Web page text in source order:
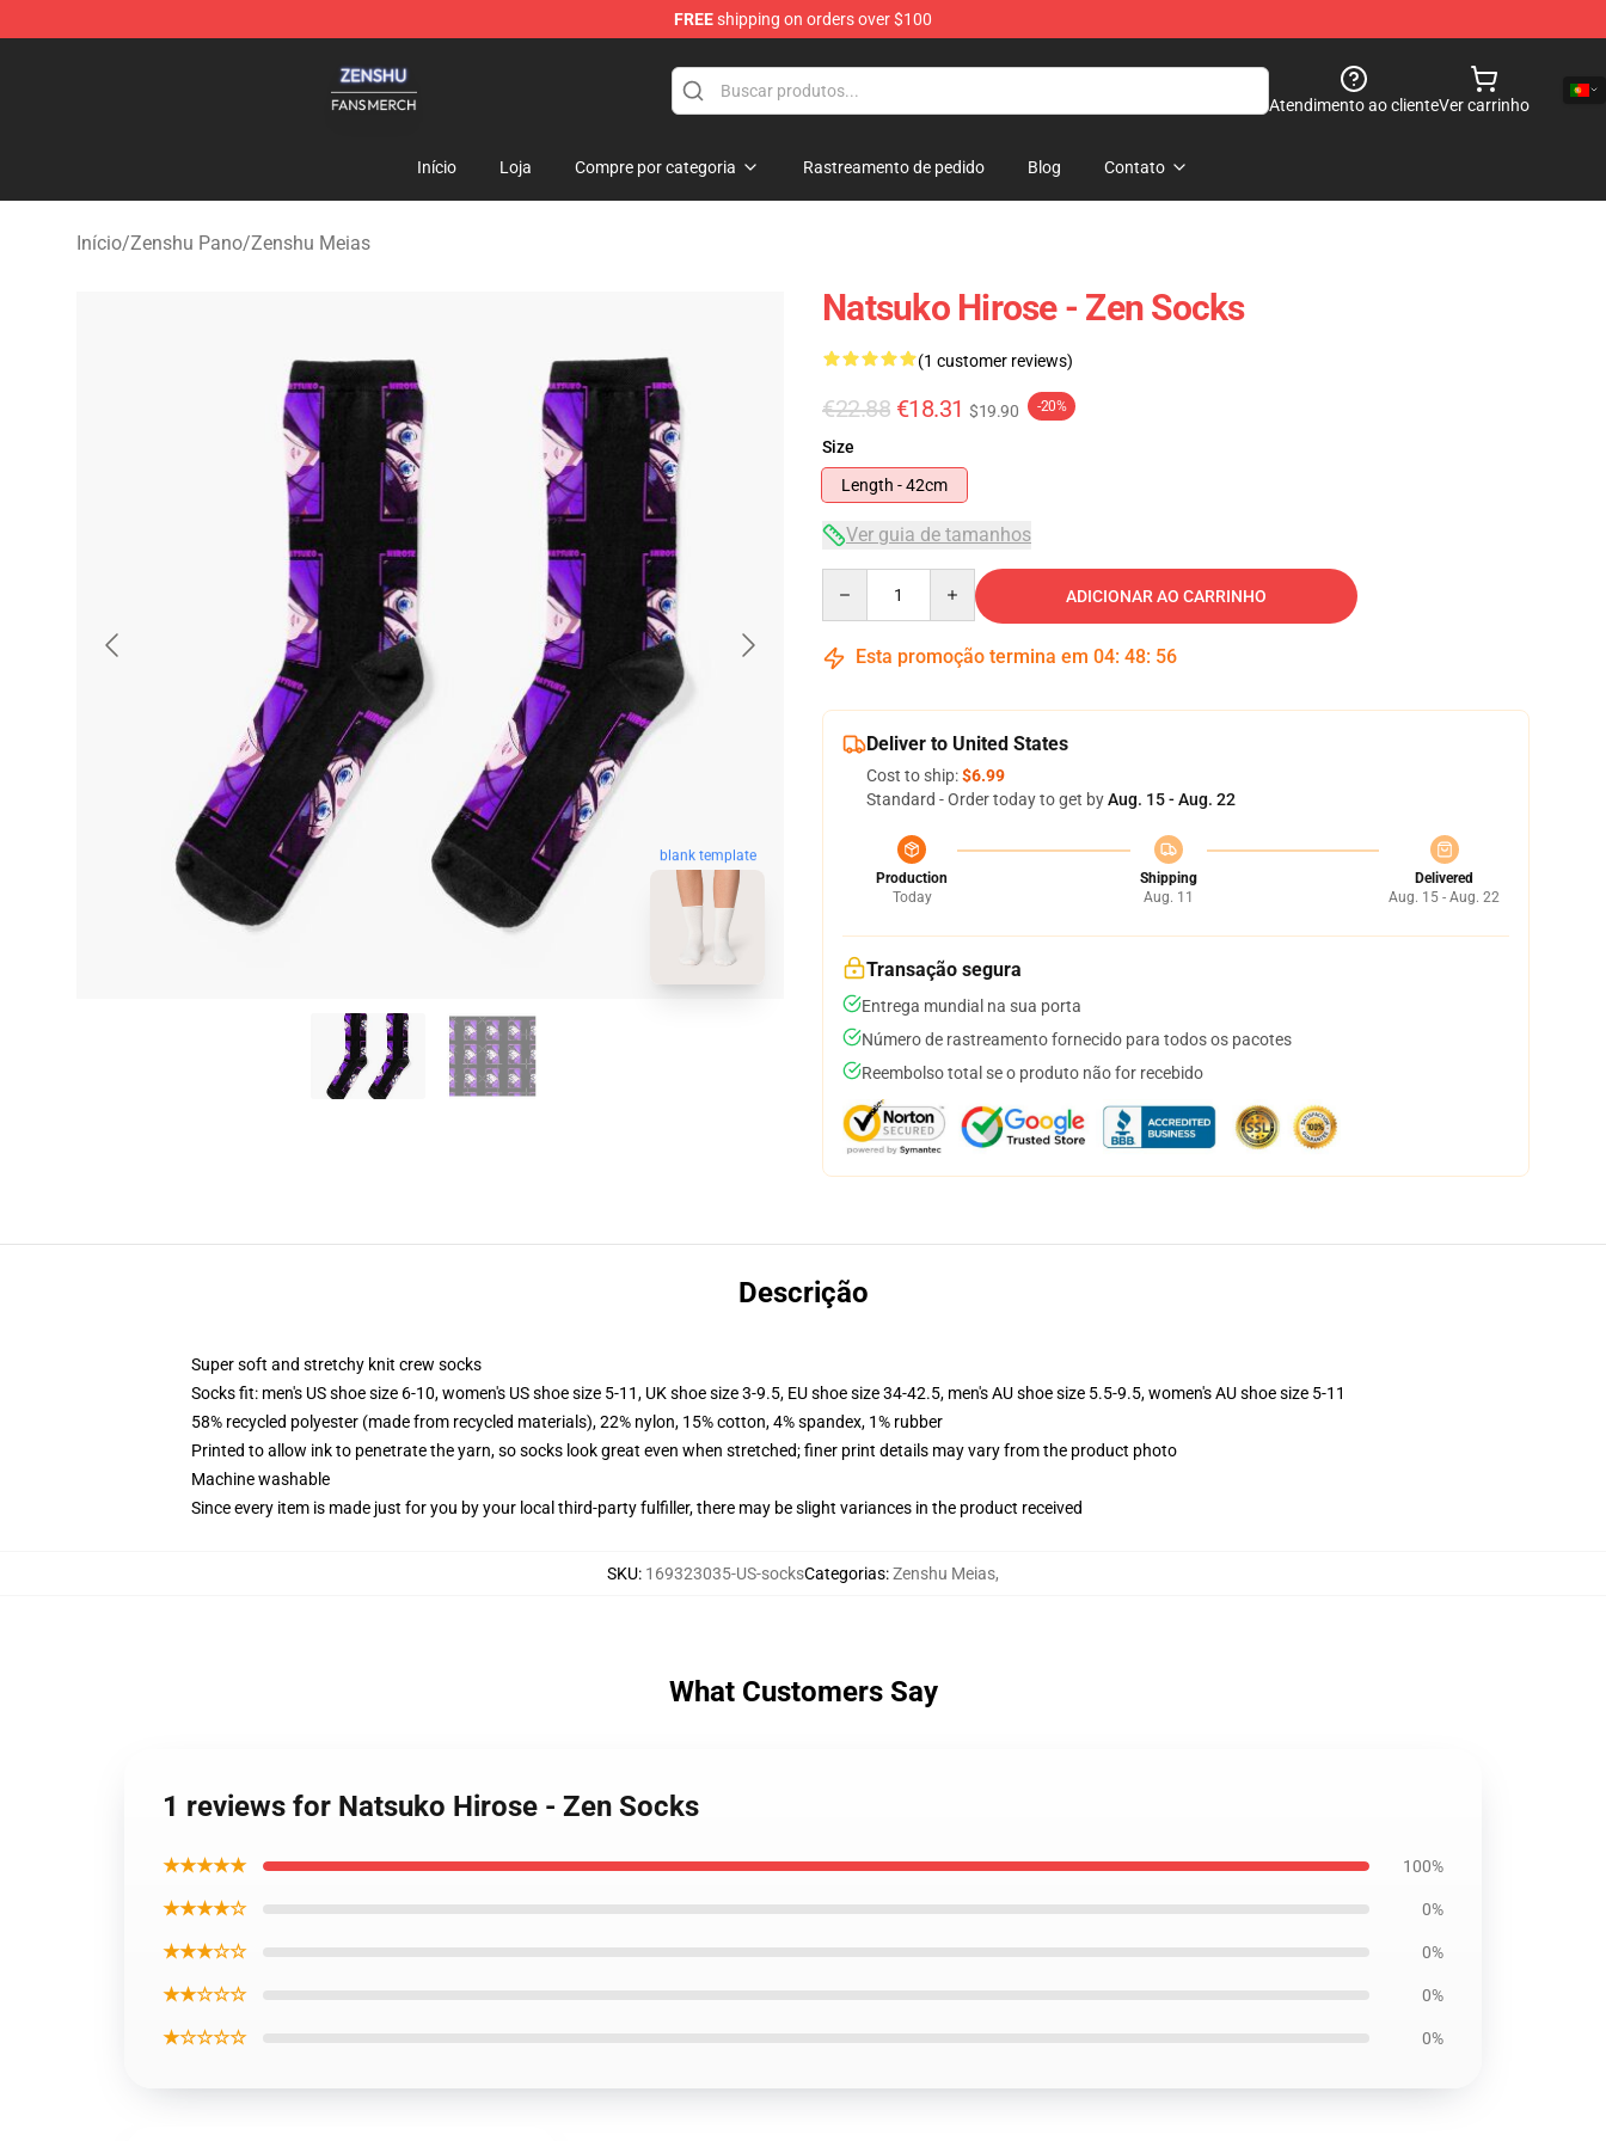
FREEshipping on orders over $100
Atendimento ao clienteVer carrinho
Início Loja Compre por categoria Rastreamento de pedido Blog Contato
Início/Zenshu Pano/Zenshu Meias
blank template
Natsuko Hirose - Zen Socks
(1 customer reviews)
€22.88 €18.31 $19.90 -20%
Size
Length - 42cm
Ver guia de tamanhos
ADICIONAR AO CARRINHO
Esta promoção termina em 04: 48: 55
Deliver to United States
Cost to ship:$6.99
Standard - Order today to get byAug. 15 - Aug. 22
Production
Today
Shipping
Aug. 11
Delivered
Aug. 15 - Aug. 22
Transação segura
Entrega mundial na sua porta
Número de rastreamento fornecido para todos os pacotes
Reembolso total se o produto não for recebido
Descrição
Super soft and stretchy knit crew socks
Socks fit: men's US shoe size 6-10, women's US shoe size 5-11, UK shoe size 3-9.5, EU shoe size 34-42.5, men's AU shoe size 5.5-9.5, women's AU shoe size 5-11
58% recycled polyester (made from recycled materials), 22% nylon, 15% cotton, 4% spandex, 1% rubber
Printed to allow ink to penetrate the yarn, so socks look great even when stretched; finer print details may vary from the product photo
Machine washable
Since every item is made just for you by your local third-party fulfiller, there may be slight variances in the product received
SKU: 169323035-US-socksCategorias:Zenshu Meias,
What Customers Say
1 reviews for Natsuko Hirose - Zen Socks
★★★★★ 100%
★★★★☆ 0%
★★★☆☆ 0%
★★☆☆☆ 0%
★☆☆☆☆ 0%